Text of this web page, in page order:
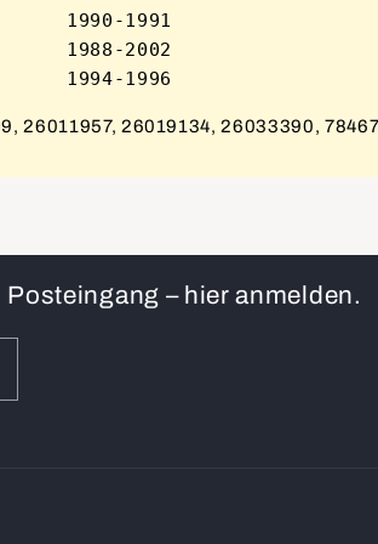
1990-1991
1988-2002
26011957, 26019134, 26033390,
– hier anmelden.